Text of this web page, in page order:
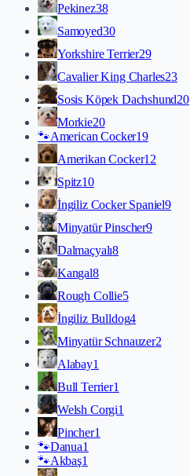
Pekinez38
Samoyed30
Yorkshire Terrier29
Cavalier King Charles23
Sosis Köpek Dachshund20
Morkie20
🐾American Cocker19
Amerikan Cocker12
Spitz10
İngiliz Cocker Spaniel9
Minyatür Pinscher9
Dalmaçyalı8
Kangal8
Rough Collie5
İngiliz Bulldog4
Minyatür Schnauzer2
Alabay1
Bull Terrier1
Welsh Corgi1
Pincher1
🐾Danua1
🐾Akbaş1